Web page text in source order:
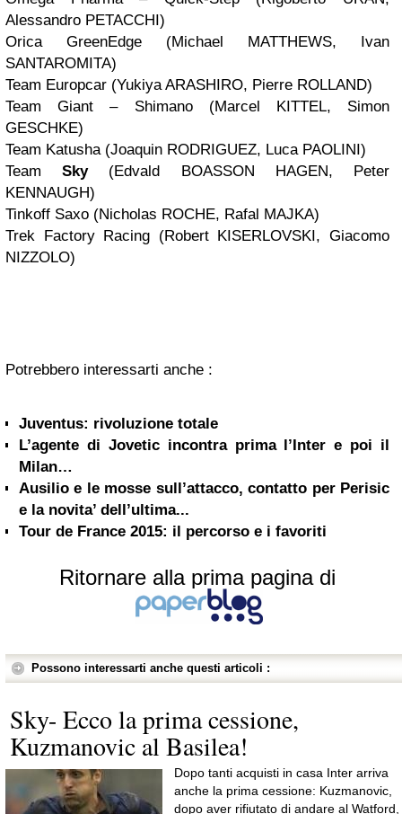
Alessandro PETACCHI)
Orica GreenEdge (Michael MATTHEWS, Ivan
SANTAROMITA)
Team Europcar (Yukiya ARASHIRO, Pierre ROLLAND)
Team Giant – Shimano (Marcel KITTEL, Simon
GESCHKE)
Team Katusha (Joaquin RODRIGUEZ, Luca PAOLINI)
TeamSky(Edvald BOASSON HAGEN, Peter
KENNAUGH)
Tinkoff Saxo (Nicholas ROCHE, Rafal MAJKA)
Trek Factory Racing (Robert KISERLOVSKI, Giacomo
NIZZOLO)
Potrebbero interessarti anche :
Juventus: rivoluzione totale
L’agente di Jovetic incontra prima l’Inter e poi il
Milan…
Ausilio e le mosse sull’attacco, contatto per Perisic
e la novita’ dell’ultima...
Tour de France 2015: il percorso e i favoriti
Ritornare alla prima pagina di
Possono interessarti anche questi articoli :
Sky- Ecco la prima cessione,
Kuzmanovic al Basilea!
Dopo tanti acquisti in casa Inter arriva
anche la prima cessione: Kuzmanovic,
dopo aver rifiutato di andare al Watford,